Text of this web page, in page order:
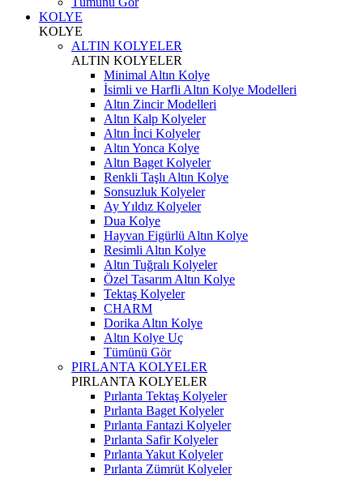
KOLYE
KOLYE
ALTIN KOLYELER
ALTIN KOLYELER
Minimal Altın Kolye
İsimli ve Harfli Altın Kolye Modelleri
Altın Zincir Modelleri
Altın Kalp Kolyeler
Altın İnci Kolyeler
Altın Yonca Kolye
Altın Baget Kolyeler
Renkli Taşlı Altın Kolye
Sonsuzluk Kolyeler
Ay Yıldız Kolyeler
Dua Kolye
Hayvan Figürlü Altın Kolye
Resimli Altın Kolye
Altın Tuğralı Kolyeler
Özel Tasarım Altın Kolye
Tektaş Kolyeler
CHARM
Dorika Altın Kolye
Altın Kolye Uç
Tümünü Gör
PIRLANTA KOLYELER
PIRLANTA KOLYELER
Pırlanta Tektaş Kolyeler
Pırlanta Baget Kolyeler
Pırlanta Fantazi Kolyeler
Pırlanta Safir Kolyeler
Pırlanta Yakut Kolyeler
Pırlanta Zümrüt Kolyeler